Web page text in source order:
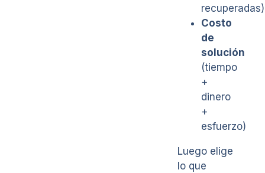
recuperadas)
Costo
de
solución
(tiempo
+
dinero
+
esfuerzo)
Luego elige
lo que